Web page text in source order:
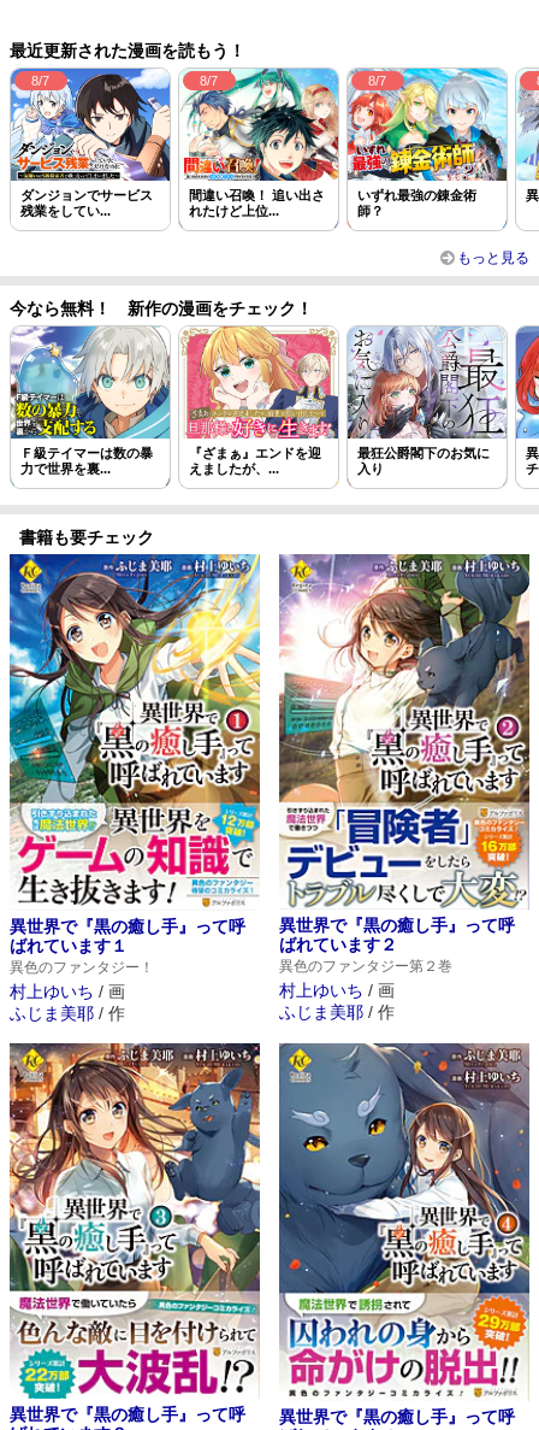
最近更新された漫画を読もう！
8/7
ダンジョンでサービス
残業をしてい...
8/7
間違い召喚！ 追い出さ
れたけど上位...
8/7
いずれ最強の錬金術
師？
もっと見る
今なら無料！ 新作の漫画をチェック！
Ｆ級テイマーは数の暴
力で世界を裏...
『ざまぁ』エンドを迎
えましたが、...
最狂公爵閣下のお気に
入り
書籍も要チェック
異色のファンタジー！
異世界で『黒の癒し手』って呼
ばれています１
村上ゆいち / 画
ふじま美耶 / 作
異色のファンタジー第２巻
異世界で『黒の癒し手』って呼
ばれています２
村上ゆいち / 画
ふじま美耶 / 作
異世界で『黒の癒し手』って呼
異世界で『黒の癒し手』って呼